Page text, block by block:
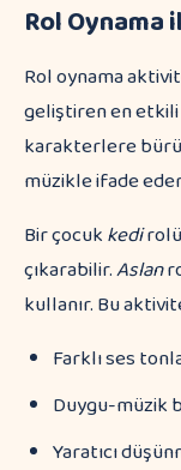
Rol Oynama
Rol oynama
geliştiren en
karakterlere
müzikle ifade
Bir çocukkedi
çıkarabilir.Aslan
kullanır. Bu
Farklı ses
Duygu-müzik
Yaratıcı